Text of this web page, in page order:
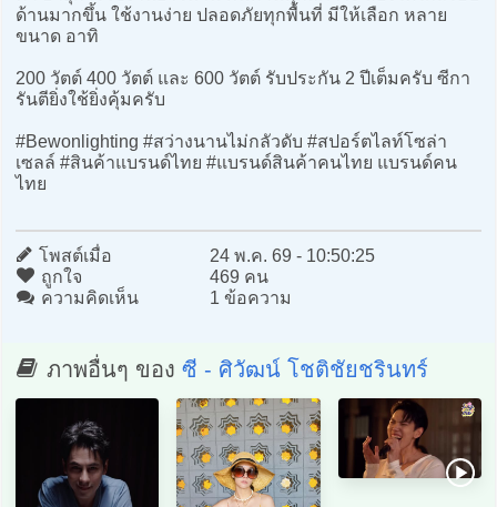
ด้านมากขึ้น ใช้งานง่าย ปลอดภัยทุกพื้นที่ มีให้เลือก หลาย
ขนาด อาทิ
200 วัตต์ 400 วัตต์ และ 600 วัตต์ รับประกัน 2 ปีเต็มครับ ซีกา
รันตียิ่งใช้ยิ่งคุ้มครับ
#Bewonlighting #สว่างนานไม่กลัวดับ #สปอร์ตไลท์โซล่า
เซลล์ #สินค้าแบรนด์ไทย #แบรนด์สินค้าคนไทย แบรนด์คน
ไทย
โพสต์เมื่อ
24 พ.ค. 69 - 10:50:25
ถูกใจ
469 คน
ความคิดเห็น
1 ข้อความ
ภาพอื่นๆ ของ ซี - ศิวัฒน์ โชติชัยชรินทร์